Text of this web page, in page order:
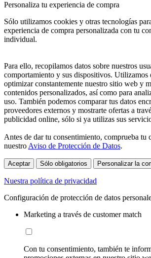
Personaliza tu experiencia de compra
Sólo utilizamos cookies y otras tecnologías
experiencia de compra personalizada con tu
individual.
Para ello, recopilamos datos sobre nuestros
comportamiento y sus dispositivos. Utilizamos
optimizar constantemente nuestro sitio web y
contenidos personalizados, así como para
uso. También podemos comparar tus datos
proveedores externos y mostrarte ofertas a
publicidad online, sólo si ya utilizas sus
Antes de dar tu consentimiento, comprueba tu
nuestro Aviso de Protección de Datos.
Aceptar Sólo obligatorios Personalizar la
Nuestra política de privacidad
Configuración de protección de datos
Marketing a través de customer match
Con tu consentimiento, también te